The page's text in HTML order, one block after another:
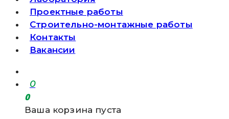
Проектные работы
Строительно-монтажные работы
Контакты
Вакансии
0
0
Ваша корзина пуста